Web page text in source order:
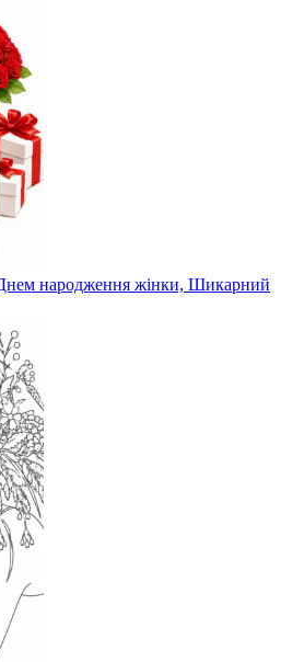
Днем народження жінки, Шикарний